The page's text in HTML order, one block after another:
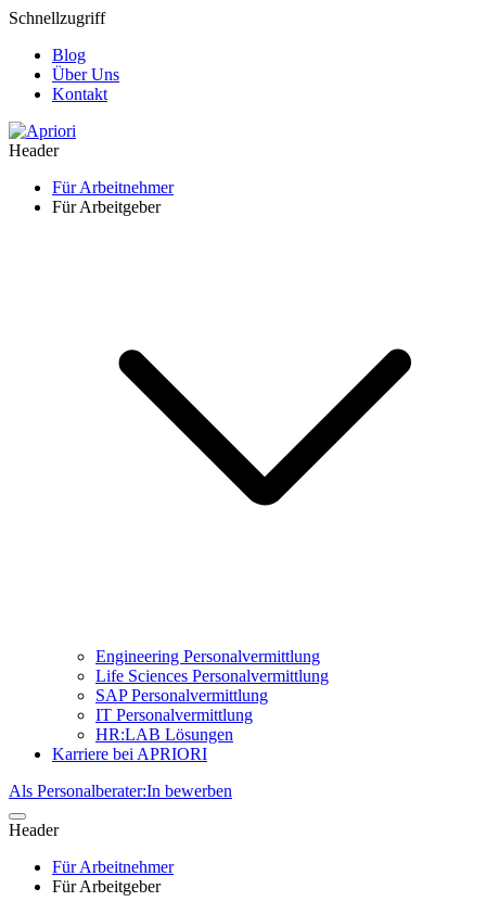
Schnellzugriff
Blog
Über Uns
Kontakt
Header
Für Arbeitnehmer
Für Arbeitgeber
Engineering Personalvermittlung
Life Sciences Personalvermittlung
SAP Personalvermittlung
IT Personalvermittlung
HR:LAB Lösungen
Karriere bei APRIORI
Als Personalberater:In bewerben
Header
Für Arbeitnehmer
Für Arbeitgeber